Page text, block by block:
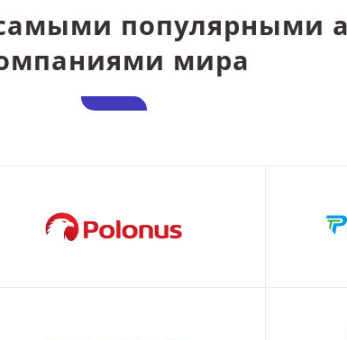
популярными
мира